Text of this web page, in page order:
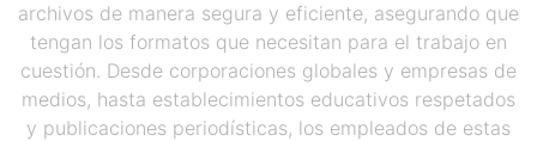
archivos de manera segura y eficiente, asegurando que
tengan los formatos que necesitan para el trabajo en
cuestión. Desde corporaciones globales y empresas de
medios, hasta establecimientos educativos respetados
y publicaciones periodísticas, los empleados de estas